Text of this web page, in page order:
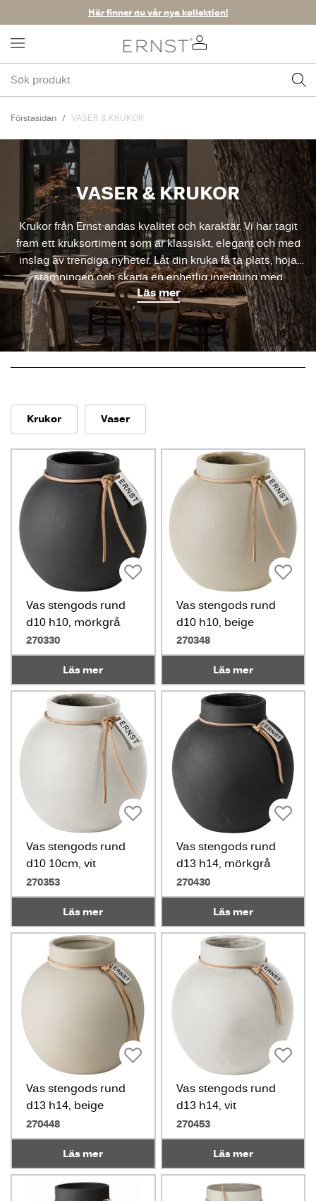
Här finner du vår nya kollektion!
Förstasidan VASER & KRUKOR
VASER & KRUKOR
Krukor från Ernst andas kvalitet och karaktär. Vi har tagit
fram ett kruksortiment som är klassiskt, elegant och med
inslag av trendiga nyheter. Låt din kruka få ta plats, höja
stämningen och skapa en enhetlig inredning med
matchande modeller i olika storlekar.
Läs mer
Krukor Vaser
Vas stengods rund
d10 h10, mörkgrå
270330
Läs mer
Vas stengods rund
d10 h10, beige
270348
Läs mer
Vas stengods rund
d10 10cm, vit
270353
Läs mer
Vas stengods rund
d13 h14, mörkgrå
270430
Läs mer
Vas stengods rund
d13 h14, beige
270448
Läs mer
Vas stengods rund
d13 h14, vit
270453
Läs mer